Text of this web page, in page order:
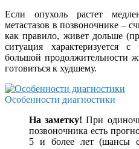
Если опухоль растет
метастазов в позвоночнике –
как правило, живет дольше
ситуация характеризуется
большой продолжительности
готовиться к худшему.
Особенности диагностики
На заметку! При
позвоночника есть
5 и более лет (шансы